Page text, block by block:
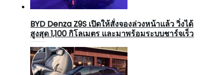
BYD Denza Z9S เปิดให้สั่งจองล่วงหน้าแล้ว วิ่งได้
สูงสุด 1,100 กิโลเมตร และมาพร้อมระบบชาร์จเร็ว